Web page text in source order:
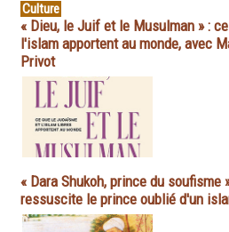
Culture
« Dieu, le Juif et le Musulman » :
l'islam apportent au monde, avec
Privot
« Dara Shukoh, prince du soufisme
ressuscite le prince oublié d'un